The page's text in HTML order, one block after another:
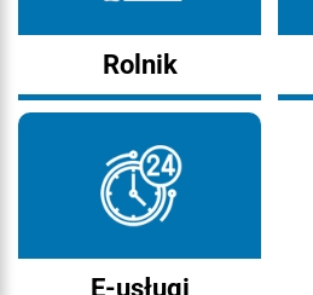
Rolnik
E-usługi